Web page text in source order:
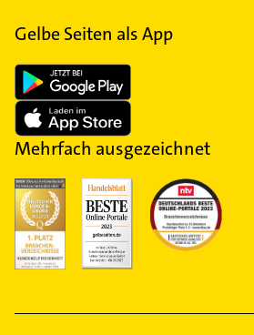
Gelbe Seiten als App
Mehrfach ausgezeichnet